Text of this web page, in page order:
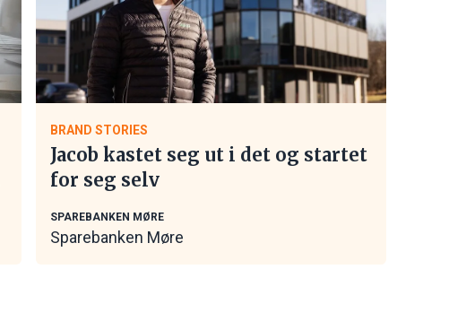
BRAND STORIES
Jacob kastet seg ut i det og startet
for seg selv
SPAREBANKEN MØRE
Sparebanken Møre